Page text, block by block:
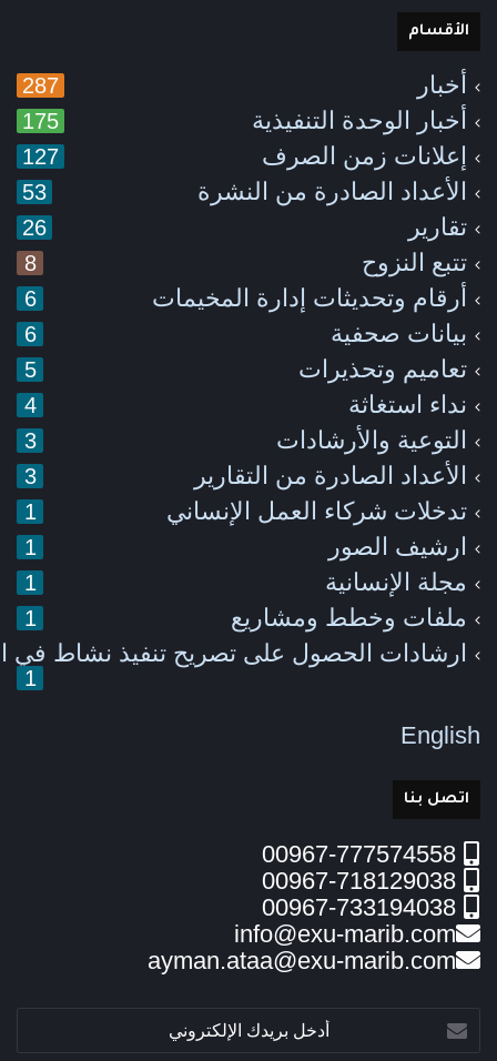
الأقسام
أخبار 287
أخبار الوحدة التنفيذية 175
إعلانات زمن الصرف 127
الأعداد الصادرة من النشرة 53
تقارير 26
تتبع النزوح 8
أرقام وتحديثات إدارة المخيمات 6
بيانات صحفية 6
تعاميم وتحذيرات 5
نداء استغاثة 4
التوعية والأرشادات 3
الأعداد الصادرة من التقارير 3
تدخلات شركاء العمل الإنساني 1
ارشيف الصور 1
مجلة الإنسانية 1
ملفات وخطط ومشاريع 1
ارشادات الحصول على تصريح تنفيذ نشاط في
1
English
اتصل بنا
info@exu-marib.com
ayman.ataa@exu-marib.com